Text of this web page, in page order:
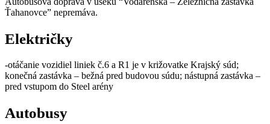
Ťahanovce” nepremáva.
Električky
-otáčanie vozidiel liniek č.6 a R1 je v križovatke Krajský súd;
konečná zastávka – bežná pred budovou súdu; nástupná zastávka –
pred vstupom do Steel arény
Autobusy